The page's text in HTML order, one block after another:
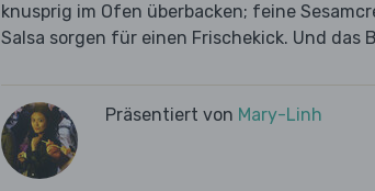
knusprig im Ofen überbacken; feine
Salsa sorgen für einen Frischekick. Und das
Präsentiert von Mary-Linh